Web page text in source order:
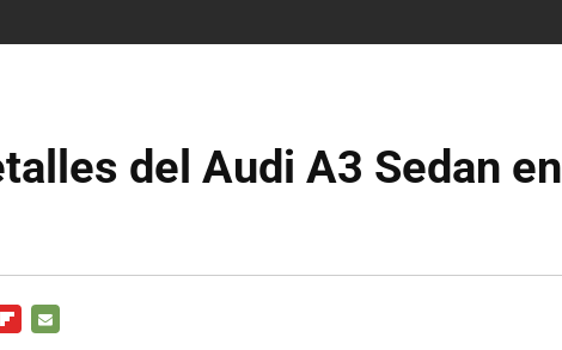
del Audi A3 Sedan en